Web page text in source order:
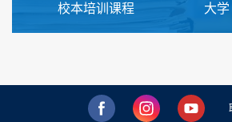
校本培训课程 大